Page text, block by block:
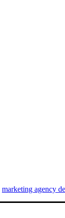
marketing agency